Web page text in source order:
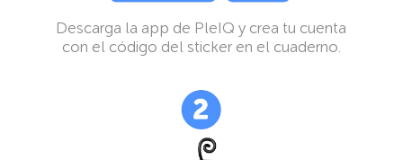
Descarga la app de PleIQ y crea tu cuenta
con el código del sticker en el cuaderno.